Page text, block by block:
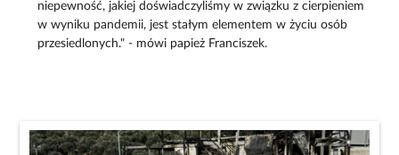
niepewność, jakiej doświadczyliśmy w związku z cierpieniem
w wyniku pandemii, jest stałym elementem w życiu osób
przesiedlonych." - mówi papież Franciszek.